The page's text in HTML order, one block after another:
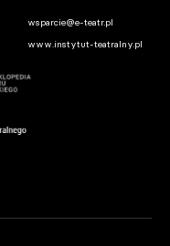
spocznie na
wsparcie@e-teatr.pl
www.instytut-teatralny.pl